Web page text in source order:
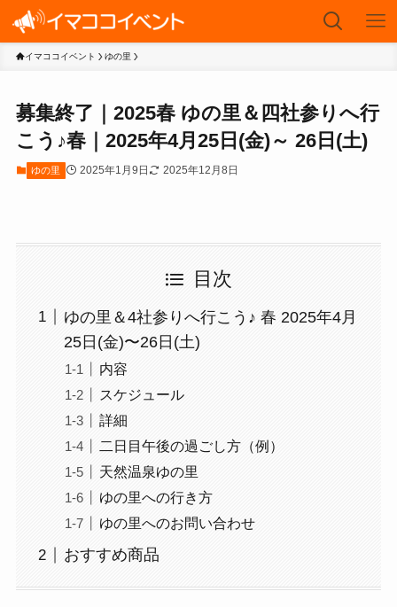
イマココイベント ゆの里
募集終了｜2025春 ゆの里＆四社参りへ行
こう♪春｜2025年4月25日(金)～ 26日(土)
ゆの里 2025年1月9日 2025年12月8日
目次
ゆの里＆4社参りへ行こう♪ 春 2025年4月
25日(金)〜26日(土)
内容
スケジュール
詳細
二日目午後の過ごし方（例）
天然温泉ゆの里
ゆの里への行き方
ゆの里へのお問い合わせ
おすすめ商品